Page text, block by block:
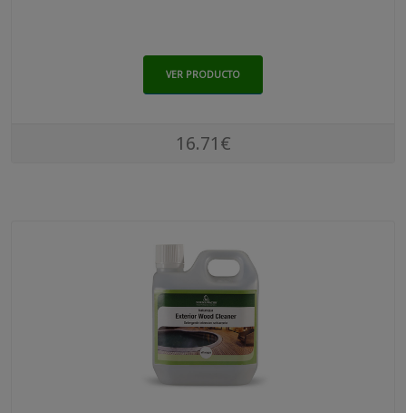
VER PRODUCTO
16.71€